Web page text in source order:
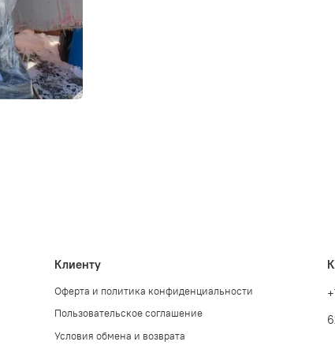
Клиенту
Оферта и политика конфиденциальности
Пользовательское соглашение
Условия обмена и возврата